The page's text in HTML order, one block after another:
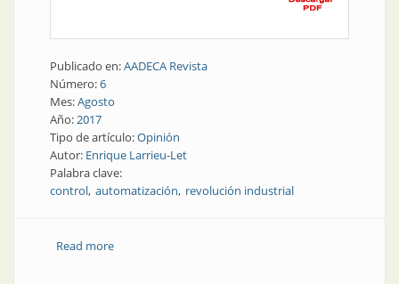
Publicado en:AADECA Revista
Número:6
Mes:Agosto
Año:2017
Tipo de artículo:Opinión
Autor: Enrique Larrieu-Let
Palabra clave:
control automatización revolución industrial
Read moreabout La fábrica del futuro | ¿Quién se beneficiará